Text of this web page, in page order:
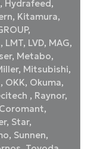
, Hydrafeed,
, Kitamura,
,
, LMT, LVD, MAG,
, Metabo,
, Mitsubishi,
, OKK, Okuma,
, Raynor,
,
, Star,
, Sunnen,